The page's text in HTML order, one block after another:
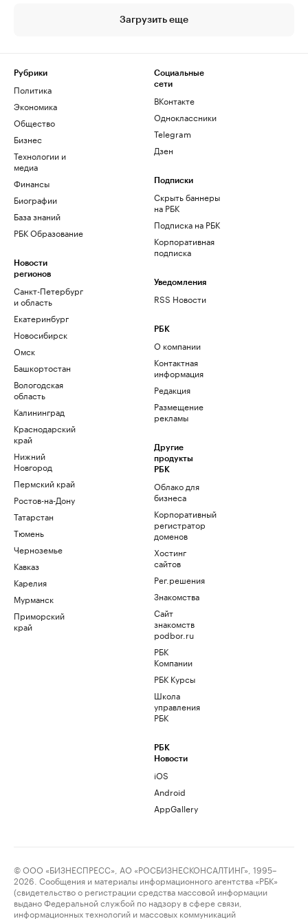
Загрузить еще
Рубрики
Политика
Экономика
Общество
Бизнес
Технологии и
медиа
Финансы
Биографии
База знаний
РБК Образование
Новости
регионов
Санкт-Петербург
и область
Екатеринбург
Новосибирск
Омск
Башкортостан
Вологодская
область
Калининград
Краснодарский
край
Нижний
Новгород
Пермский край
Ростов-на-Дону
Татарстан
Тюмень
Черноземье
Кавказ
Карелия
Мурманск
Приморский
край
Социальные
сети
ВКонтакте
Одноклассники
Telegram
Дзен
Подписки
Скрыть баннеры
на РБК
Подписка на РБК
Корпоративная
подписка
Уведомления
RSS Новости
РБК
О компании
Контактная
информация
Редакция
Размещение
рекламы
Другие
продукты
РБК
Облако для
бизнеса
Корпоративный
регистратор
доменов
Хостинг
сайтов
Рег.решения
Знакомства
Сайт
знакомств
podbor.ru
РБК
Компании
РБК Курсы
Школа
управления
РБК
РБК
Новости
iOS
Android
AppGallery
© ООО «БИЗНЕСПРЕСС», АО «РОСБИЗНЕСКОНСАЛТИНГ», 1995–
2026. Сообщения и материалы информационного агентства «РБК»
(свидетельство о регистрации средства массовой информации
выдано Федеральной службой по надзору в сфере связи,
информационных технологий и массовых коммуникаций